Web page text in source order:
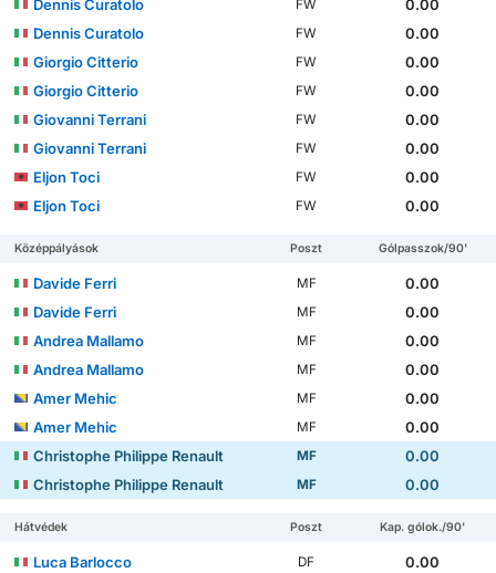
Dennis Curatolo FW
0.00
Dennis Curatolo
FW
0.00
Giorgio Citterio
FW
0.00
Giorgio Citterio
FW
0.00
Giovanni Terrani
FW
0.00
Giovanni Terrani
FW
0.00
Eljon Toci
FW
0.00
Eljon Toci
FW 0.00
Középpályások Poszt Gólpasszok/90'
Davide Ferri MF
0.00
Davide Ferri
MF
0.00
Andrea Mallamo
MF
0.00
Andrea Mallamo
MF
0.00
Amer Mehic
MF
0.00
Amer Mehic
MF
0.00
Christophe Philippe Renault
MF
0.00
Christophe Philippe Renault
MF 0.00
Hátvédek Poszt Kap. gólok./90'
Luca Barlocco DF
0.00